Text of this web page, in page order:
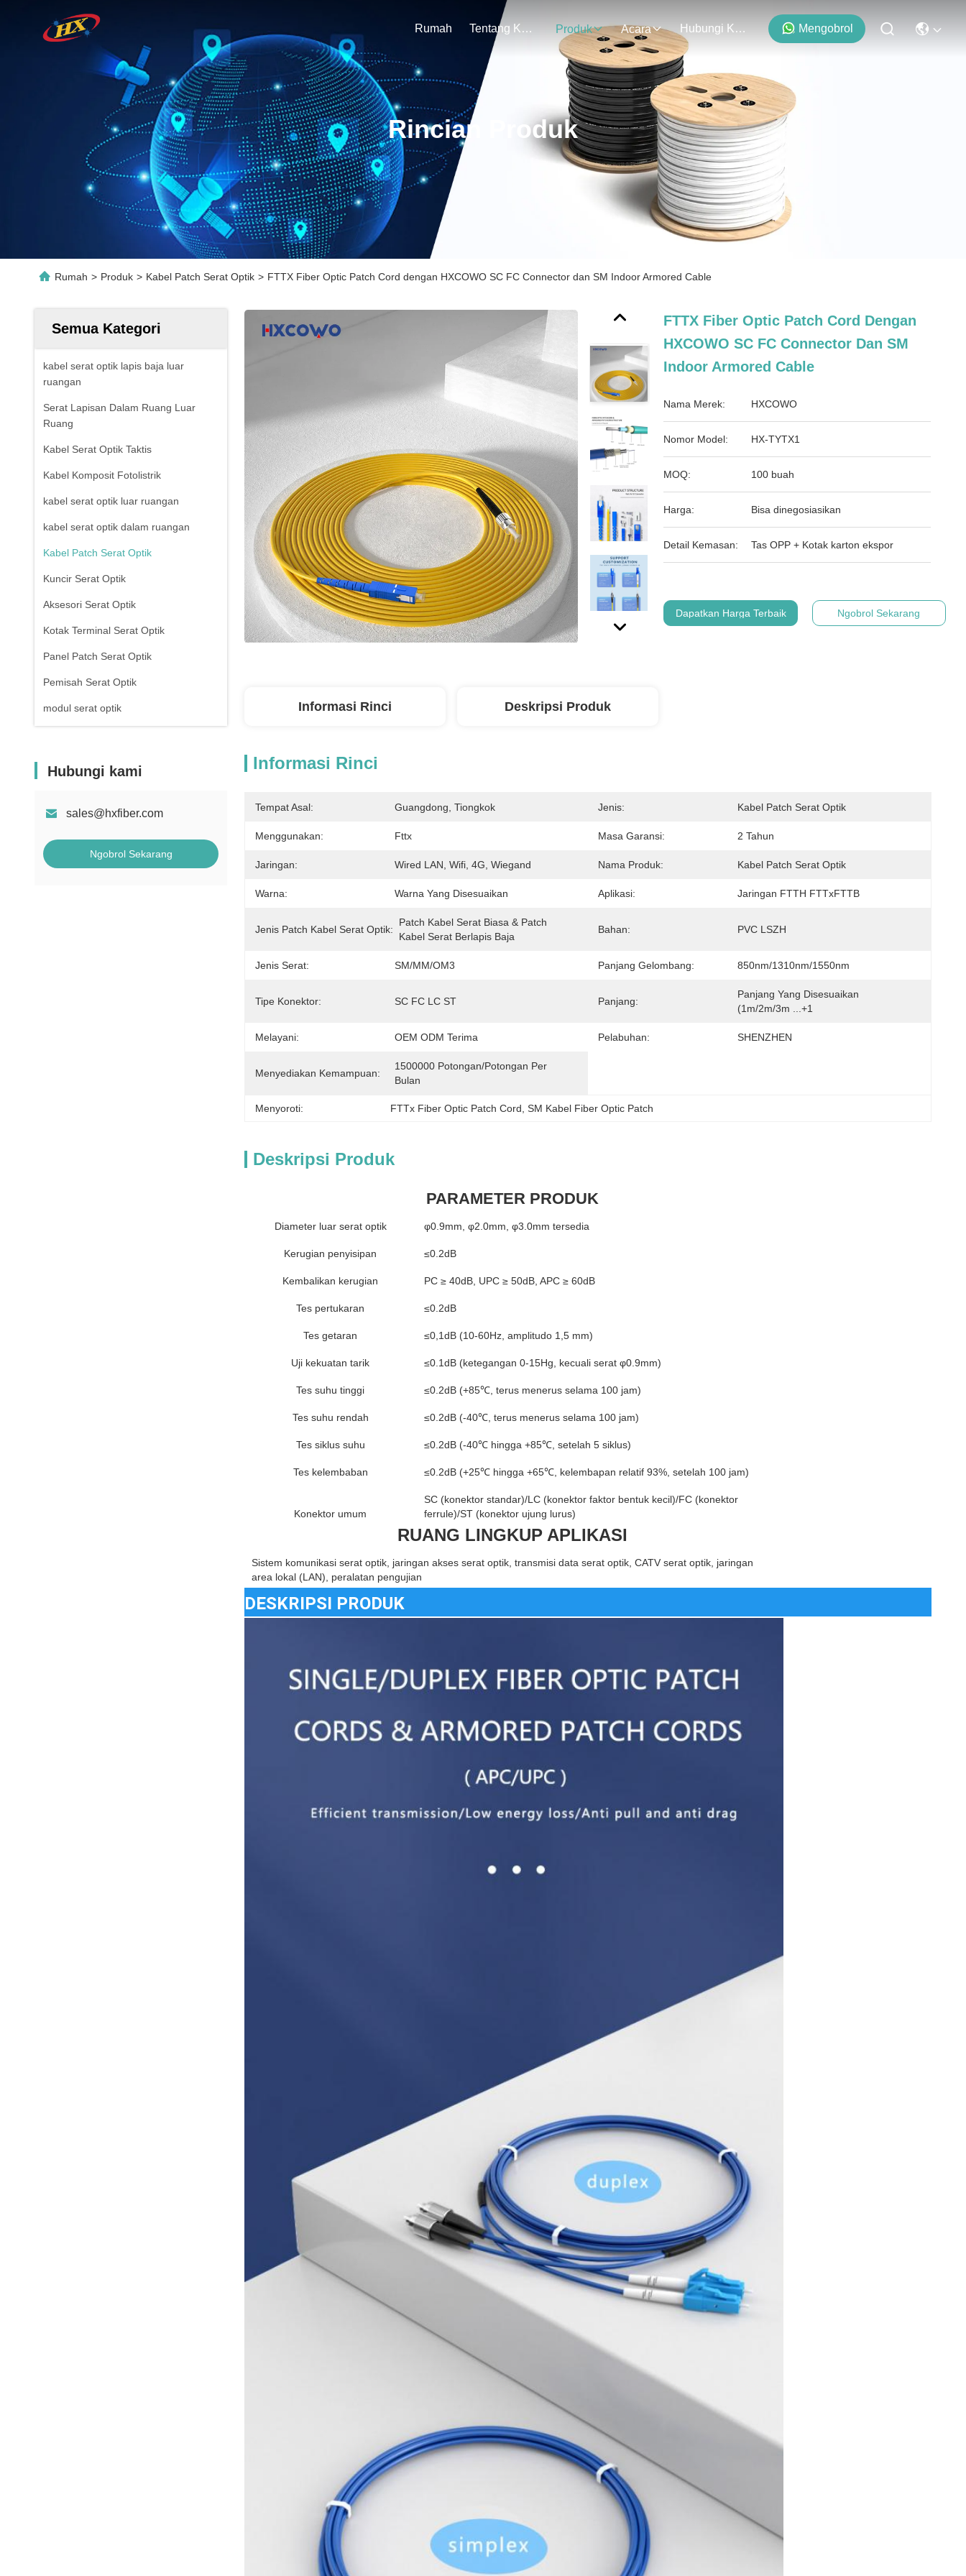
Rumah Tentang Kami Produk Acara Hubungi Kami Mengobrol
Rincian Produk
Rumah > Produk > Kabel Patch Serat Optik > FTTX Fiber Optic Patch Cord dengan HXCOWO SC FC Connector dan SM Indoor Armored Cable
Semua Kategori
kabel serat optik lapis baja luar
ruangan
Serat Lapisan Dalam Ruang Luar
Ruang
Kabel Serat Optik Taktis
Kabel Komposit Fotolistrik
kabel serat optik luar ruangan
kabel serat optik dalam ruangan
Kabel Patch Serat Optik
Kuncir Serat Optik
Aksesori Serat Optik
Kotak Terminal Serat Optik
Panel Patch Serat Optik
Pemisah Serat Optik
modul serat optik
Hubungi kami
sales@hxfiber.com
Ngobrol Sekarang
FTTX Fiber Optic Patch Cord Dengan
HXCOWO SC FC Connector Dan SM
Indoor Armored Cable
Nama Merek: HXCOWO
Nomor Model: HX-TYTX1
MOQ: 100 buah
Harga: Bisa dinegosiasikan
Detail Kemasan: Tas OPP + Kotak karton ekspor
Dapatkan Harga Terbaik Ngobrol Sekarang
Informasi Rinci Deskripsi Produk
Informasi Rinci
Tempat Asal: Guangdong, Tiongkok Jenis: Kabel Patch Serat Optik
Menggunakan: Fttx Masa Garansi: 2 Tahun
Jaringan: Wired LAN, Wifi, 4G, Wiegand Nama Produk: Kabel Patch Serat Optik
Warna: Warna Yang Disesuaikan Aplikasi: Jaringan FTTH FTTxFTTB
Jenis Patch Kabel Serat Optik:
Patch Kabel Serat Biasa & Patch
Kabel Serat Berlapis Baja
Bahan: PVC LSZH
Jenis Serat: SM/MM/OM3 Panjang Gelombang: 850nm/1310nm/1550nm
Tipe Konektor: SC FC LC ST Panjang:
Panjang Yang Disesuaikan
(1m/2m/3m ...+1
Melayani: OEM ODM Terima Pelabuhan: SHENZHEN
Menyediakan Kemampuan:
1500000 Potongan/potongan Per
Bulan
Menyoroti: FTTx Fiber Optic Patch Cord , SM Kabel Fiber Optic Patch
Deskripsi Produk
PARAMETER PRODUK
Diameter luar serat optik φ0.9mm, φ2.0mm, φ3.0mm tersedia
Kerugian penyisipan ≤0.2dB
Kembalikan kerugian PC ≥ 40dB, UPC ≥ 50dB, APC ≥ 60dB
Tes pertukaran ≤0.2dB
Tes getaran ≤0,1dB (10-60Hz, amplitudo 1,5 mm)
Uji kekuatan tarik ≤0.1dB (ketegangan 0-15Hg, kecuali serat φ0.9mm)
Tes suhu tinggi ≤0.2dB (+85℃, terus menerus selama 100 jam)
Tes suhu rendah ≤0.2dB (-40℃, terus menerus selama 100 jam)
Tes siklus suhu ≤0.2dB (-40℃ hingga +85℃, setelah 5 siklus)
Tes kelembaban ≤0.2dB (+25℃ hingga +65℃, kelembapan relatif 93%, setelah 100 jam)
Konektor umum
SC (konektor standar)/LC (konektor faktor bentuk kecil)/FC (konektor
ferrule)/ST (konektor ujung lurus)
RUANG LINGKUP APLIKASI
Sistem komunikasi serat optik, jaringan akses serat optik, transmisi data serat optik, CATV serat optik, jaringan
area lokal (LAN), peralatan pengujian
DESKRIPSI PRODUK